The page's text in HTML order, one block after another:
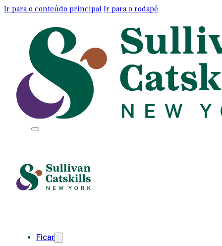
Ir para o conteúdo principal Ir para o rodapé
Ficar